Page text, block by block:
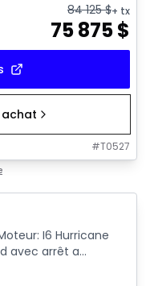
84 125$+ tx
75 875$
#T0527
I6 Hurricane
avec arrêt a...